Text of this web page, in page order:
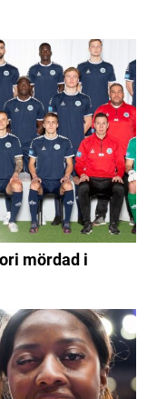
mördad i